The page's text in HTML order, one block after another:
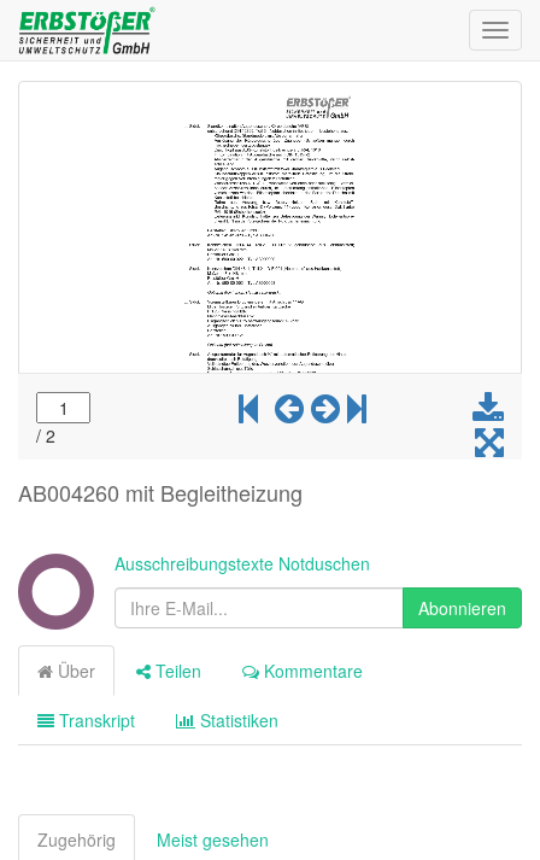
AB004260 mit Begleitheizung
Ausschreibungstexte Notduschen
Abonnieren
Über Teilen Kommentare
Transkript Statistiken
Zugehörig Meist gesehen